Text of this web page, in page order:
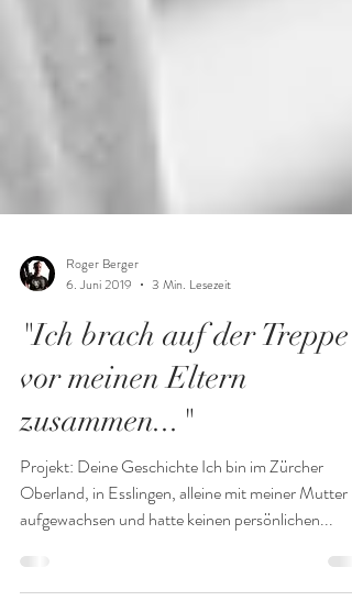
Roger Berger
6. Juni 2019
3 Min. Lesezeit
"Ich brach auf der Treppe
vor meinen Eltern
zusammen..."
Projekt: Deine Geschichte Ich bin im Zürcher
Oberland, in Esslingen, alleine mit meiner Mutter